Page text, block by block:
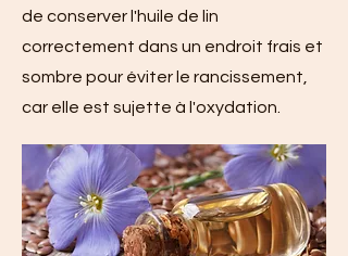
de conserver l'huile de lin
correctement dans un endroit frais et
sombre pour éviter le rancissement,
car elle est sujette à l'oxydation.